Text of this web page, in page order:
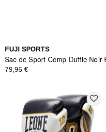
FUJI SPORTS
Sac de Sport Comp Duffle Noir
79,95 €
favorite_border